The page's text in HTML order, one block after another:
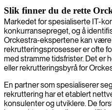
Slik finner du de rette
Markedet for spesialiserte IT-
konkurransepreget, og å
Orckestra-ekspertene kan
rekrutteringsprosesser er ofte
med stramme tidsfrister. Det er
eller rekrutteringsbyrå for
En partner som spesialiserer
rekruttering har et etablert
konsulenter og utviklere. De